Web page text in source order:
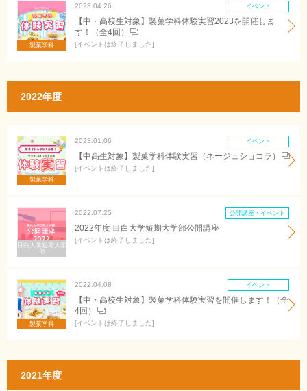
2023.04.26 イベント
【中・高校生対象】製菓学科体験実習2023を開催しま
す！（全4回）
イベントは終了しました
製菓学科
2022年度
2023.01.06 イベント
【中高生対象】製菓学科体験実習（ネージュショコラ）
イベントは終了しました
製菓学科
2022.07.25 公開講座・イベント
2022年度 目白大学短期大学部公開講座
イベントは終了しました
目白大学短期大学
部
2022.04.08 イベント
【中・高校生対象】製菓学科体験実習を開催します！（全
4回）
イベントは終了しました
製菓学科
2021年度